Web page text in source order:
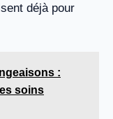
déjà pour
:
soins